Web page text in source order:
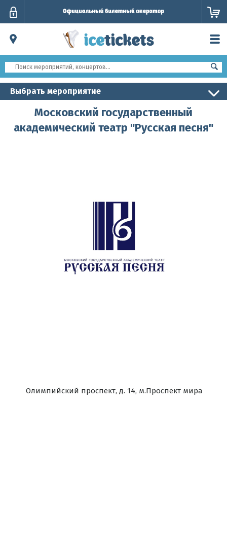
Выбрать мероприятие
Московский государственный
академический театр "Русская песня"
Олимпийский проспект, д. 14, м.Проспект мира